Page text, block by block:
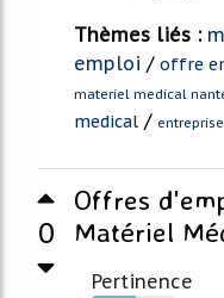
Thèmes liés :
emploi / offre
materiel medical
medical /
0
Offres
Matériel
Pertinence